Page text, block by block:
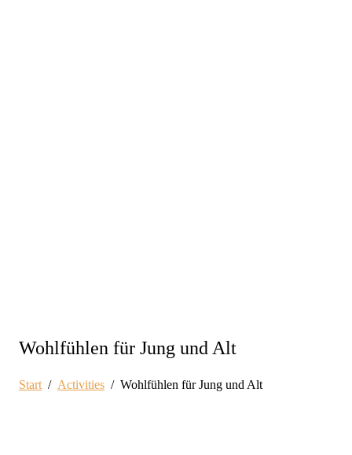
Wohlfühlen für Jung und Alt
Start Activities Wohlfühlen für Jung und Alt